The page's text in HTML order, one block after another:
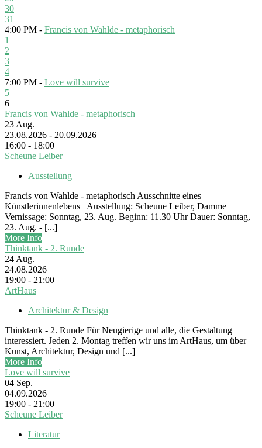
30
31
4:00 PM - Francis von Wahlde - metaphorisch
1
2
3
4
7:00 PM - Love will survive
5
6
Francis von Wahlde - metaphorisch
23 Aug.
23.08.2026 - 20.09.2026
16:00 - 18:00
Scheune Leiber
Ausstellung
Francis von Wahlde - metaphorisch Ausschnitte eines
Künstlerinnenlebens Ausstellung: Scheune Leiber, Damme
Vernissage: Sonntag, 23. Aug. Beginn: 11.30 Uhr Dauer: Sonntag,
23. Aug. - [...]
More Info
Thinktank - 2. Runde
24 Aug.
24.08.2026
19:00 - 21:00
ArtHaus
Architektur & Design
Thinktank - 2. Runde Für Neugierige und alle, die Gestaltung
interessiert. Jeden 2. Montag treffen wir uns im ArtHaus, um über
Kunst, Architektur, Design und [...]
More Info
Love will survive
04 Sep.
04.09.2026
19:00 - 21:00
Scheune Leiber
Literatur